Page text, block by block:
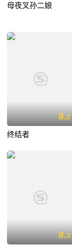
母夜叉孙二娘
8.2
终结者
8.3